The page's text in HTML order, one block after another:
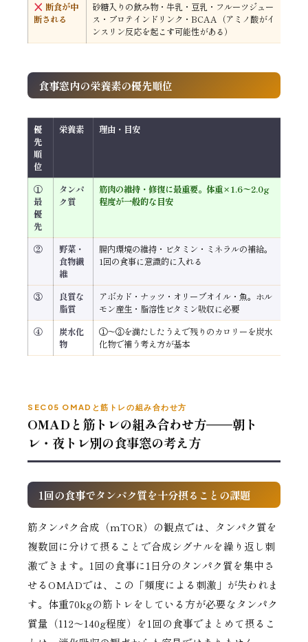
断食が中
断される
砂糖入りの飲み物・牛乳・豆乳・フルーツジュー
ス・プロテインドリンク・BCAA（アミノ酸がイ
ンスリン反応を起こす可能性がある）
食事窓内の栄養素の優先順位
優
先
順
位
栄養素 理由・目安
①
最
優
先
タンパ
ク質
筋肉の維持・修復に最重要。体重×1.6〜2.0g
程度が一般的な目安
②
野菜・
食物繊
維
腸内環境の維持・ビタミン・ミネラルの補給。
1回の食事に意識的に入れる
③
良質な
脂質
アボカド・ナッツ・オリーブオイル・魚。ホル
モン産生・脂溶性ビタミン吸収に必要
④
炭水化
物
①〜③を満たしたうえで残りのカロリーを炭水
化物で補う考え方が基本
SEC05 OMADと筋トレの組み合わせ方
OMADと筋トレの組み合わせ方——朝ト
レ・夜トレ別の食事窓の考え方
1回の食事でタンパク質を十分摂ることの課題
筋タンパク合成（mTOR）の観点では、タンパク質を
複数回に分けて摂ることで合成シグナルを繰り返し刺
激できます。1回の食事に1日分のタンパク質を集中さ
せるOMADでは、この「頻度による刺激」が失われま
す。体重70kgの筋トレをしている方が必要なタンパク
質量（112〜140g程度）を1回の食事でまとめて摂るこ